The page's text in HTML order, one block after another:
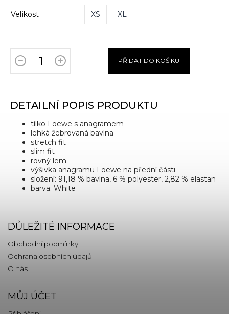
Velikost XS XL
PŘIDAT DO KOŠÍKU
DETAILNÍ POPIS PRODUKTU
tílko Loewe s anagramem
lehká žebrovaná bavlna
stretch fit
slim fit
rovný lem
výšivka anagramu Loewe na přední části
složení: 91,18 % bavlna, 6 % polyester, 2,82 % elastan
barva: White
DŮLEŽITÉ INFORMACE
Obchodní podmínky
Ochrana osobních údajů
O nás
MŮJ ÚČET